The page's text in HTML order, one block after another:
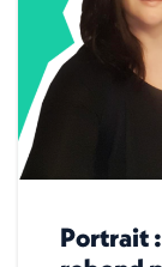
Portrait